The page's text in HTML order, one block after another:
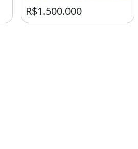
R$574R$1.500.000